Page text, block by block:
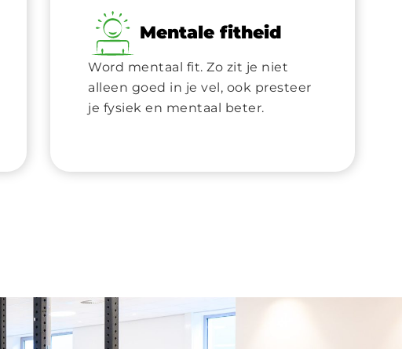
Mentale fitheid
Word mentaal fit. Zo zit je niet
alleen goed in je vel, ook presteer
je fysiek en mentaal beter.